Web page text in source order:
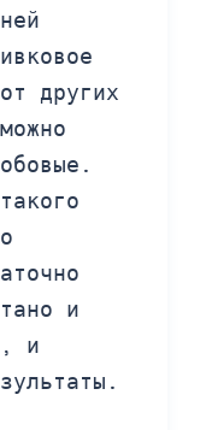
других
и
и